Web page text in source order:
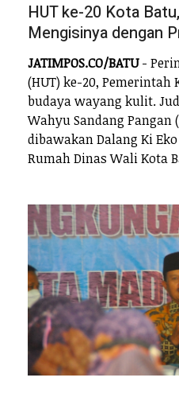
HUT ke-20 Kota
Mengisinya dengan
JATIMPOS.CO/BATU-
(HUT) ke-20, Pemerintah
budaya wayang kulit.
Wahyu Sandang Pangan
dibawakan Dalang Ki
Rumah Dinas Wali Kota